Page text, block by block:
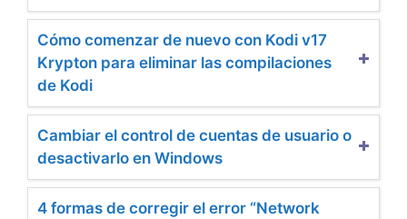
Cómo comenzar de nuevo con Kodi v17
Krypton para eliminar las compilaciones
de Kodi
Cambiar el control de cuentas de usuario o
desactivarlo en Windows
4 formas de corregir el error “Network